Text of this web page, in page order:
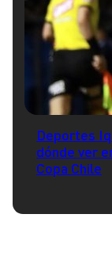
Deportes
dónde ver
Copa Chile